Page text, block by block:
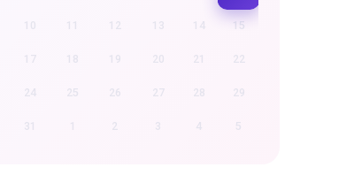
15
21 22
27 28 29
3 4 5